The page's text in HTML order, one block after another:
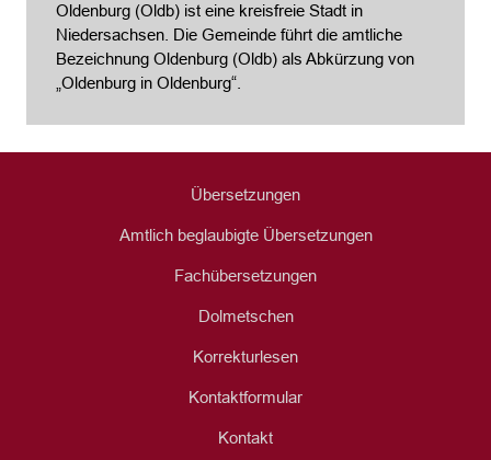
Oldenburg (Oldb) ist eine kreisfreie Stadt in
Niedersachsen. Die Gemeinde führt die amtliche
Bezeichnung Oldenburg (Oldb) als Abkürzung von
„Oldenburg in Oldenburg“.
Übersetzungen
Amtlich beglaubigte Übersetzungen
Fachübersetzungen
Dolmetschen
Korrekturlesen
Kontaktformular
Kontakt